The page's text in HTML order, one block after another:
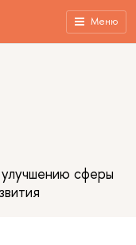
Меню
сферы